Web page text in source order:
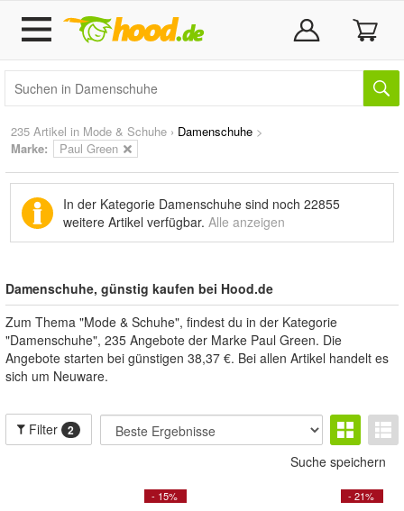
235 Artikel in Mode & Schuhe › Damenschuhe >
Marke: Paul Green
In der Kategorie Damenschuhe sind noch 22855
weitere Artikel verfügbar. Alle anzeigen
Damenschuhe, günstig kaufen bei Hood.de
Zum Thema "Mode & Schuhe", findest du in der Kategorie
"Damenschuhe", 235 Angebote der Marke Paul Green. Die
Angebote starten bei günstigen 38,37 €. Bei allen Artikel handelt es
sich um Neuware.
Filter 2
Suche speichern
- 15% - 21%